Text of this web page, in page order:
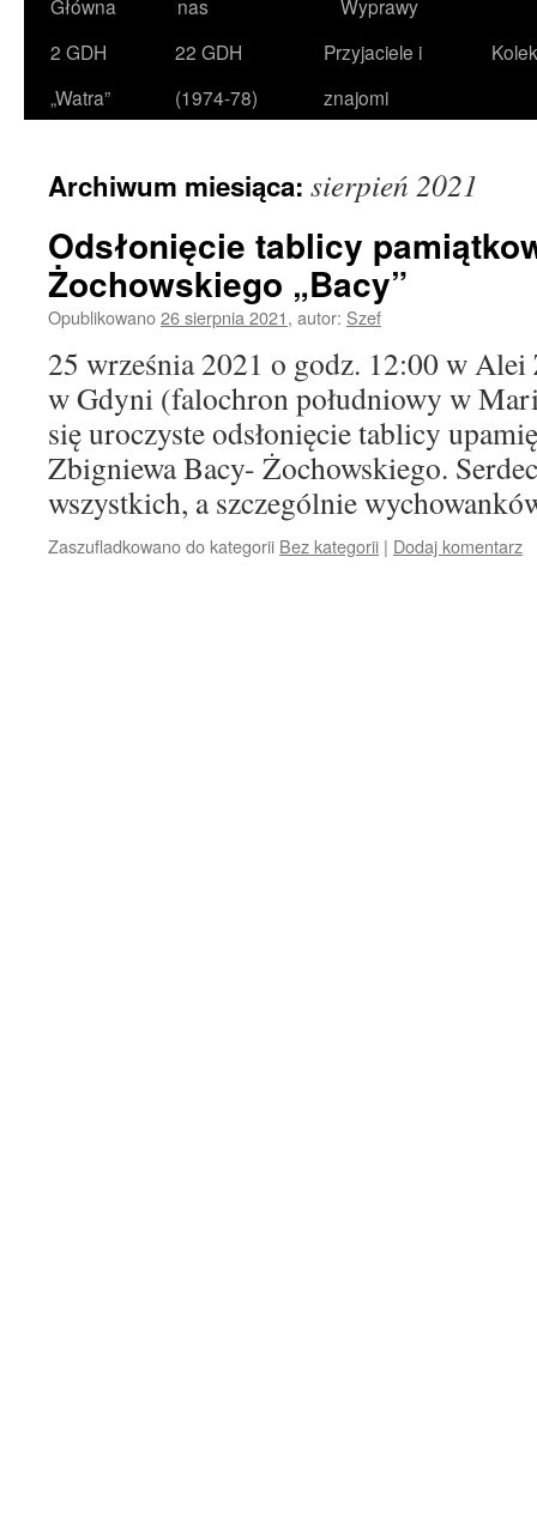
Główna
nas
Wyprawy
2 GDH
„Watra”
22 GDH
(1974-78)
Przyjaciele i
znajomi
Archiwum miesiąca: sierpień 2021
Odsłonięcie tablicy
Żochowskiego „Bacy”
Opublikowano26 sierpnia 2021, autor: Szef
25 września 2021 o godz. 12:00 w
w Gdyni (falochron południowy w
się uroczyste odsłonięcie tablicy
Zbigniewa Bacy- Żochowskiego.
wszystkich, a szczególnie
Zaszufladkowano do kategorii Bez kategorii | Dodaj komentarz